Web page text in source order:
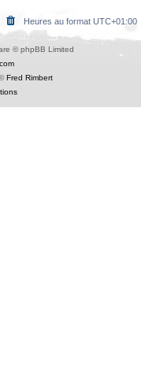
Heures au format UTC+01:00
© phpBB Limited
Fred Rimbert